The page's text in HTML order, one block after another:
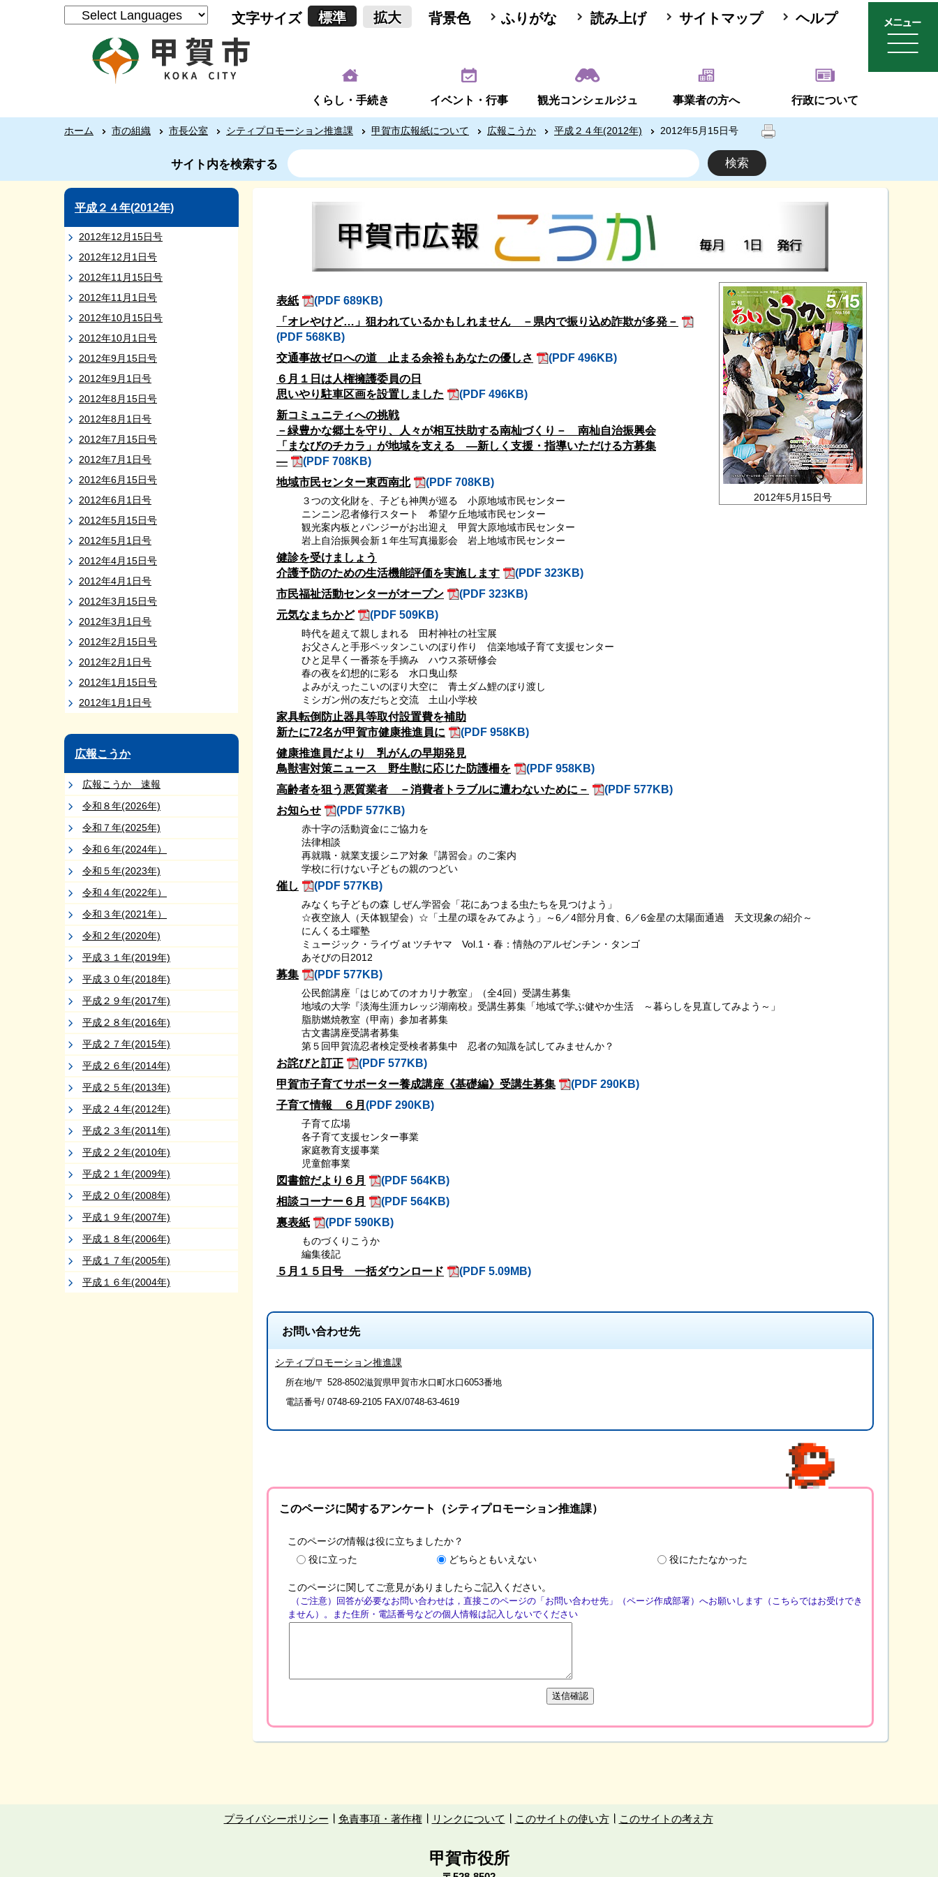
文字サイズ 標準 拡大 背景色 ふりがな 読み上げ サイトマップ ヘルプ
くらし・手続き イベント・行事 観光コンシェルジュ 事業者の方へ 行政について
ホーム 市の組織 市長公室 シティプロモーション推進課 甲賀市広報紙について 広報こうか 平成２４年(2012年) 2012年5月15日号
サイト内を検索する
平成２４年(2012年)
2012年12月15日号
2012年12月1日号
2012年11月15日号
2012年11月1日号
2012年10月15日号
2012年10月1日号
2012年9月15日号
2012年9月1日号
2012年8月15日号
2012年8月1日号
2012年7月15日号
2012年7月1日号
2012年6月15日号
2012年6月1日号
2012年5月15日号
2012年5月1日号
2012年4月15日号
2012年4月1日号
2012年3月15日号
2012年3月1日号
2012年2月15日号
2012年2月1日号
2012年1月15日号
2012年1月1日号
広報こうか
広報こうか 速報
令和８年(2026年)
令和７年(2025年)
令和６年(2024年）
令和５年(2023年)
令和４年(2022年）
令和３年(2021年）
令和２年(2020年)
平成３１年(2019年)
平成３０年(2018年)
平成２９年(2017年)
平成２８年(2016年)
平成２７年(2015年)
平成２６年(2014年)
平成２５年(2013年)
平成２４年(2012年)
平成２３年(2011年)
平成２２年(2010年)
平成２１年(2009年)
平成２０年(2008年)
平成１９年(2007年)
平成１８年(2006年)
平成１７年(2005年)
平成１６年(2004年)
2012年5月15日号
表紙
(PDF 689KB)
「オレやけど…」狙われているかもしれません －県内で振り込め詐欺が多発－
(PDF 568KB)
交通事故ゼロへの道 止まる余裕もあなたの優しさ
(PDF 496KB)
６月１日は人権擁護委員の日
思いやり駐車区画を設置しました
(PDF 496KB)
新コミュニティへの挑戦
－緑豊かな郷土を守り、人々が相互扶助する南杣づくり－ 南杣自治振興会
「まなびのチカラ」が地域を支える ―新しく支援・指導いただける方募集
―
(PDF 708KB)
地域市民センター東西南北
(PDF 708KB)
３つの文化財を、子ども神輿が巡る 小原地域市民センター
ニンニン忍者修行スタート 希望ケ丘地域市民センター
観光案内板とパンジーがお出迎え 甲賀大原地域市民センター
岩上自治振興会新１年生写真撮影会 岩上地域市民センター
健診を受けましょう
介護予防のための生活機能評価を実施します
(PDF 323KB)
市民福祉活動センターがオープン
(PDF 323KB)
元気なまちかど
(PDF 509KB)
時代を超えて親しまれる 田村神社の社宝展
お父さんと手形ペッタンこいのぼり作り 信楽地域子育て支援センター
ひと足早く一番茶を手摘み ハウス茶研修会
春の夜を幻想的に彩る 水口曳山祭
よみがえったこいのぼり大空に 青土ダム鯉のぼり渡し
ミシガン州の友だちと交流 土山小学校
家具転倒防止器具等取付設置費を補助
新たに72名が甲賀市健康推進員に
(PDF 958KB)
健康推進員だより 乳がんの早期発見
鳥獣害対策ニュース 野生獣に応じた防護柵を
(PDF 958KB)
高齢者を狙う悪質業者 －消費者トラブルに遭わないために－
(PDF 577KB)
お知らせ
(PDF 577KB)
赤十字の活動資金にご協力を
法律相談
再就職・就業支援シニア対象『講習会』のご案内
学校に行けない子どもの親のつどい
催し (PDF 577KB)
みなくち子どもの森 しぜん学習会「花にあつまる虫たちを見つけよう」
☆夜空旅人（天体観望会）☆「土星の環をみてみよう」～6／4部分月食、6／6金星の太陽面通過 天文現象の紹介～
にんくる土曜塾
ミュージック・ライヴ at ツチヤマ Vol.1・春：情熱のアルゼンチン・タンゴ
あそびの日2012
募集 (PDF 577KB)
公民館講座「はじめてのオカリナ教室」（全4回）受講生募集
地域の大学『淡海生涯カレッジ湖南校』受講生募集「地域で学ぶ健やか生活 ～暮らしを見直してみよう～」
脂肪燃焼教室（甲南）参加者募集
古文書講座受講者募集
第５回甲賀流忍者検定受検者募集中 忍者の知識を試してみませんか？
お詫びと訂正
(PDF 577KB)
甲賀市子育てサポーター養成講座《基礎編》受講生募集
(PDF 290KB)
子育て情報 ６月 (PDF 290KB)
子育て広場
各子育て支援センター事業
家庭教育支援事業
児童館事業
図書館だより６月
(PDF 564KB)
相談コーナー６月
(PDF 564KB)
裏表紙
(PDF 590KB)
ものづくりこうか
編集後記
５月１５日号 一括ダウンロード (PDF 5.09MB)
お問い合わせ先
シティプロモーション推進課
所在地/〒 528-8502滋賀県甲賀市水口町水口6053番地
電話番号/ 0748-69-2105 FAX/0748-63-4619
このページに関するアンケート（シティプロモーション推進課）
このページの情報は役に立ちましたか？
役に立った
どちらともいえない 役にたたなかった
このページに関してご意見がありましたらご記入ください。
（ご注意）回答が必要なお問い合わせは，直接このページの「お問い合わせ先」（ページ作成部署）へお願いします（こちらではお受けでき
ません）。また住所・電話番号などの個人情報は記入しないでください
プライバシーポリシー 免責事項・著作権 リンクについて このサイトの使い方 このサイトの考え方
甲賀市役所